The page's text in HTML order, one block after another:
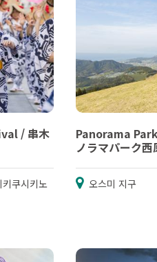
/ 串木
쿠시키노
Panorama
ノラマパーク西
오스미 지구